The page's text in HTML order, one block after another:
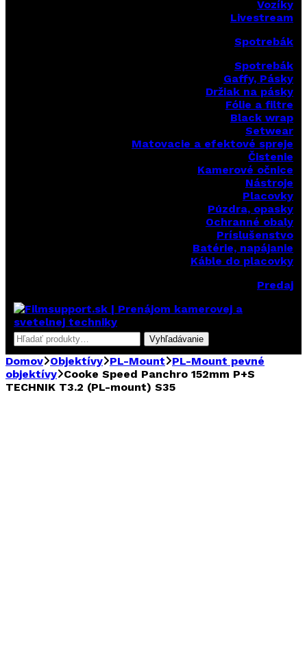
Vozíky
Livestream
Spotrebák
Spotrebák
Gaffy, Pásky
Držiak na pásky
Fólie a filtre
Black wrap
Setwear
Matovacie a efektové spreje
Čistenie
Kamerové očnice
Nástroje
Placovky
Púzdra, opasky
Ochranné obaly
Príslušenstvo
Batérie, napájanie
Káble do placovky
Predaj
Hľadať: Vyhľadávanie
Domov Objektívy PL-Mount
PL-Mount pevné
objektívy Cooke Speed Panchro 152mm P+S
TECHNIK T3.2 (PL-mount) S35